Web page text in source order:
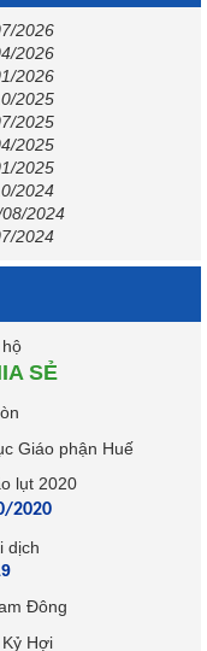
2026
2026
2026
2025
2025
2025
2025
2024
2024
2024
SẺ
2020